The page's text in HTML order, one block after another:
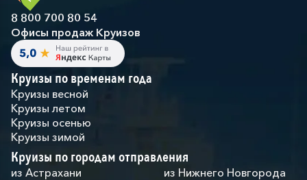
8 800 700 80 54
Офисы продаж Круизов
Круизы по временам года
Круизы весной
Круизы летом
Круизы осенью
Круизы зимой
Круизы по городам отправления
из Астрахани
из Нижнего Новгорода